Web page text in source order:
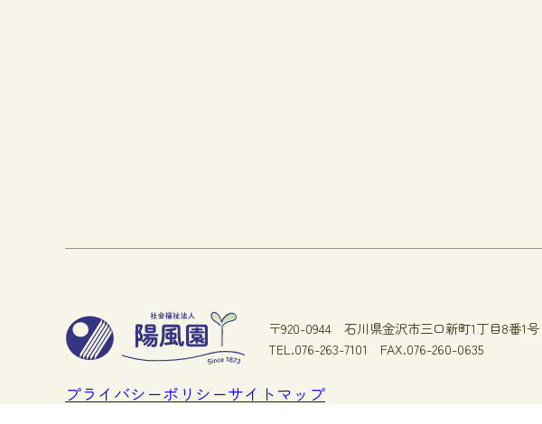
〒920-0944 石川県金沢市三口新町1丁目8番1号
TEL.076-263-7101
FAX.076-260-0635
プライバシーポリシーサイトマップ